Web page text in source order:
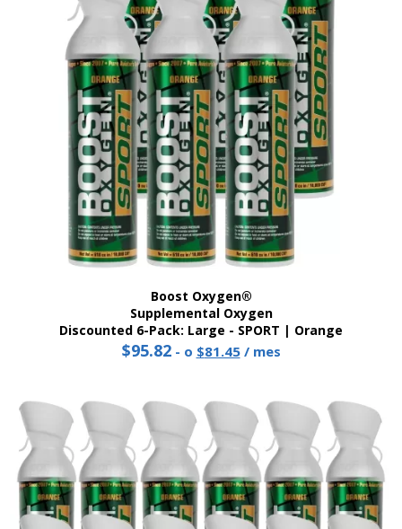
Boost Oxygen®
Supplemental Oxygen
Discounted 6-Pack: Large - SPORT | Orange
$95.82 - o Original
$95.82.
$81.45Current
$81.45.
/ mes